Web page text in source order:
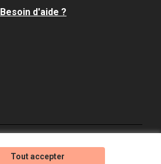
Tout accepter
Besoin d'aide ?